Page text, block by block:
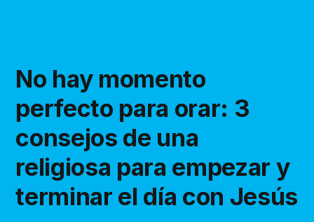
No hay momento
perfecto para orar: 3
consejos de una
religiosa para empezar y
terminar el día con Jesús